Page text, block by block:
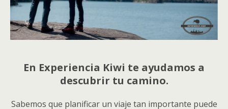
En Experiencia Kiwi te ayudamos a
descubrir tu camino.
Sabemos que planificar un viaje tan importante puede